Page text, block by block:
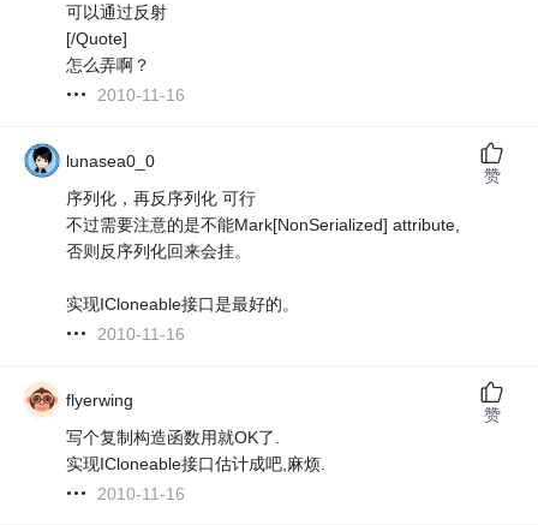
可以通过反射
[/Quote]
怎么弄啊？
2010-11-16
lunasea0_0
序列化，再反序列化 可行
不过需要注意的是不能Mark[NonSerialized] attribute,
否则反序列化回来会挂。
实现ICloneable接口是最好的。
2010-11-16
赞
flyerwing
写个复制构造函数用就OK了.
实现ICloneable接口估计成吧,麻烦.
2010-11-16
赞